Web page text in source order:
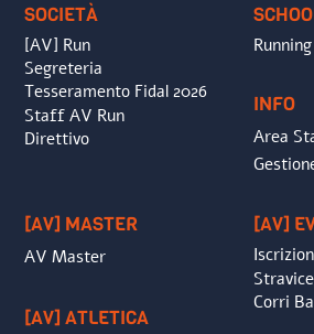
SOCIETÀ
[AV] Run
Segreteria
Tesseramento Fidal 2026
Staff AV Run
Direttivo
INFO
Area
[AV] MASTER
AV Master
[AV] ATLETICA
[AV]
Corri